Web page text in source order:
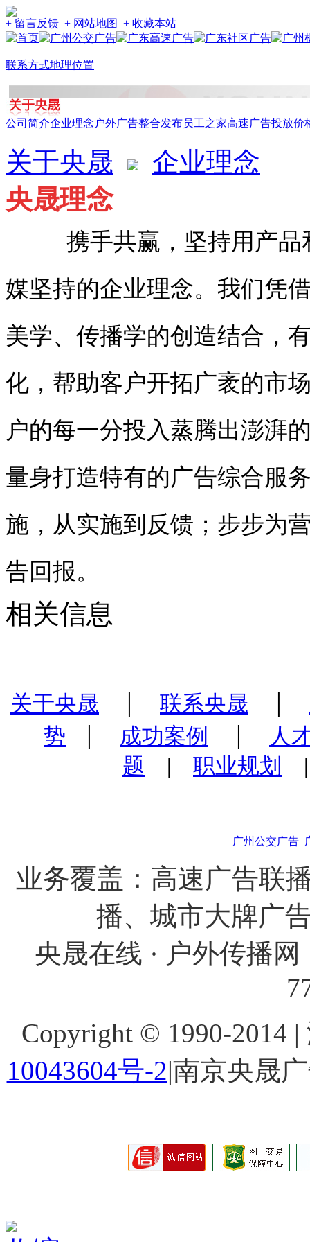
+ 留言反馈 + 网站地图 + 收藏本站
联系方式地理位置
公司简介企业理念 户外广告整合发布员工之家高速广告投放价
关于央晟
企业理念
央晟理念
携手共赢，坚持用产
媒坚持的企业理念。我们凭
美学、传播学的创造结合，
化，帮助客户开拓广袤的市
户的每一分投入蒸腾出澎湃
量身打造特有的广告综合服
施，从实施到反馈；步步为
告回报。
相关信息
关于央晟 | 联系央晟 |
势
| 成功案例 |
人
题 | 职业规划
广州公交广告
业务覆盖：高速广告联
播、城市大牌广
央晟在线 · 户外传播
Copyright © 1990-2014
10043604号-2|南京央晟